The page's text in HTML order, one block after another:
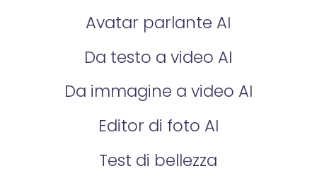
Avatar parlante AI
Da testo a video AI
Da immagine a video AI
Editor di foto AI
Test di bellezza